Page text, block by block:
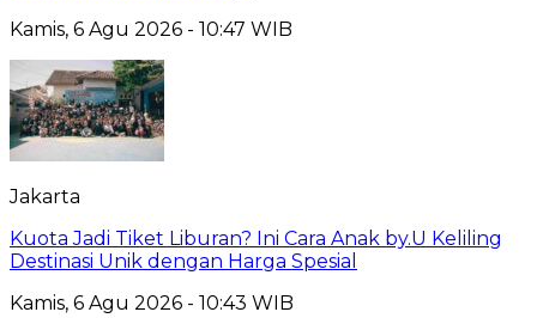
Kamis, 6 Agu 2026 - 10:47 WIB
Jakarta
Kuota Jadi Tiket Liburan? Ini Cara Anak by.U Keliling
Destinasi Unik dengan Harga Spesial
Kamis, 6 Agu 2026 - 10:43 WIB